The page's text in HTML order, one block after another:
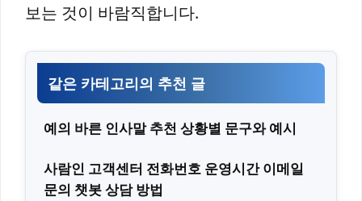
보는 것이 바람직합니다.
같은 카테고리의 추천 글
예의 바른 인사말 추천 상황별 문구와 예시
사람인 고객센터 전화번호 운영시간 이메일
문의 챗봇 상담 방법